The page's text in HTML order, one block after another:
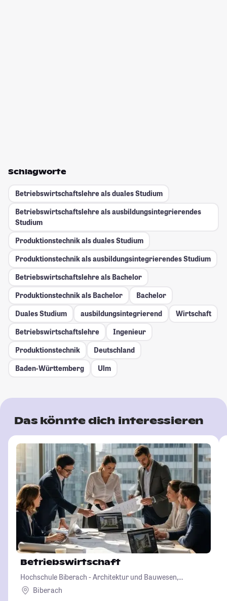
Schlagworte
Betriebswirtschaftslehre als duales Studium
Betriebswirtschaftslehre als ausbildungsintegrierendes
Studium
Produktionstechnik als duales Studium
Produktionstechnik als ausbildungsintegrierendes Studium
Betriebswirtschaftslehre als Bachelor
Produktionstechnik als Bachelor
Bachelor
Duales Studium
ausbildungsintegrierend
Wirtschaft
Betriebswirtschaftslehre
Ingenieur
Produktionstechnik
Deutschland
Baden-Württemberg
Ulm
Das könnte dich interessieren
Betriebswirtschaft
Hochschule Biberach - Architektur und Bauwesen,
Betriebswirtschaft und Biotechnologie
Biberach